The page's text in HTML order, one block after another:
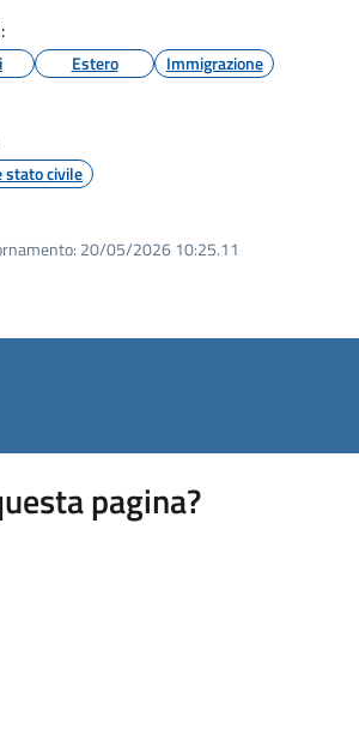
Estero Immigrazione
stato civile
20/05/2026 10:25.11
pagina?